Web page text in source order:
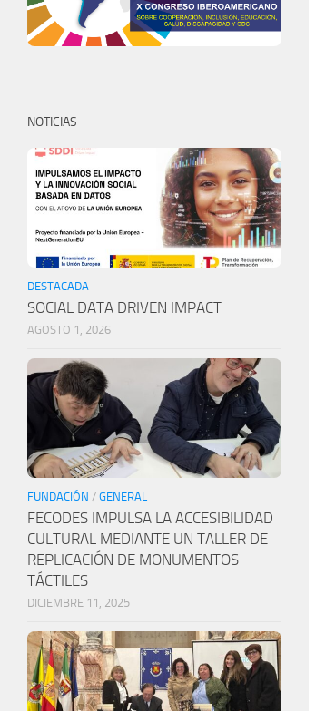
NOTICIAS
DESTACADA
SOCIAL DATA DRIVEN IMPACT
AGOSTO 1, 2026
FUNDACIÓN / GENERAL
FECODES IMPULSA LA ACCESIBILIDAD
CULTURAL MEDIANTE UN TALLER DE
REPLICACIÓN DE MONUMENTOS
TÁCTILES
DICIEMBRE 11, 2025